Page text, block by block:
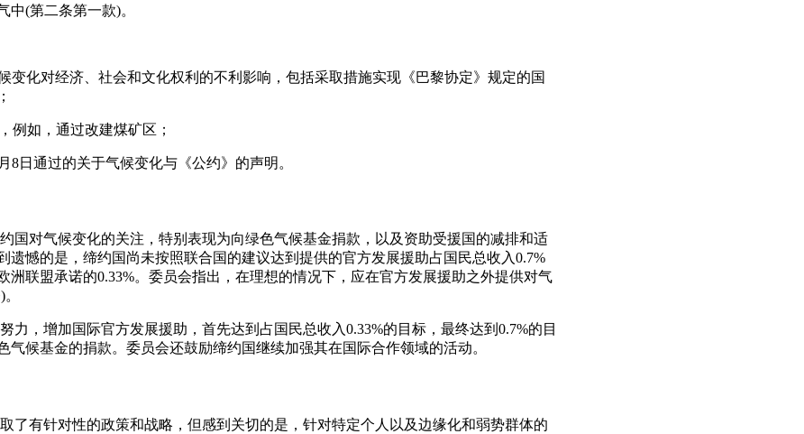
中(第二条第一款)。
变化对经济、社会和文化权利的不利影响，包括采取措施实现《巴黎协定》规定的国
例如，通过改建煤矿区；
8日通过的关于气候变化与《公约》的声明。
国对气候变化的关注，特别表现为向绿色气候基金捐款，以及资助受援国的减排和适
遗憾的是，缔约国尚未按照联合国的建议达到提供的官方发展援助占国民总收入0.7%
洲联盟承诺的0.33%。委员会指出，在理想的情况下，应在官方发展援助之外提供对气
力，增加国际官方发展援助，首先达到占国民总收入0.33%的目标，最终达到0.7%的目
气候基金的捐款。委员会还鼓励缔约国继续加强其在国际合作领域的活动。
了有针对性的政策和战略，但感到关切的是，针对特定个人以及边缘化和弱势群体的